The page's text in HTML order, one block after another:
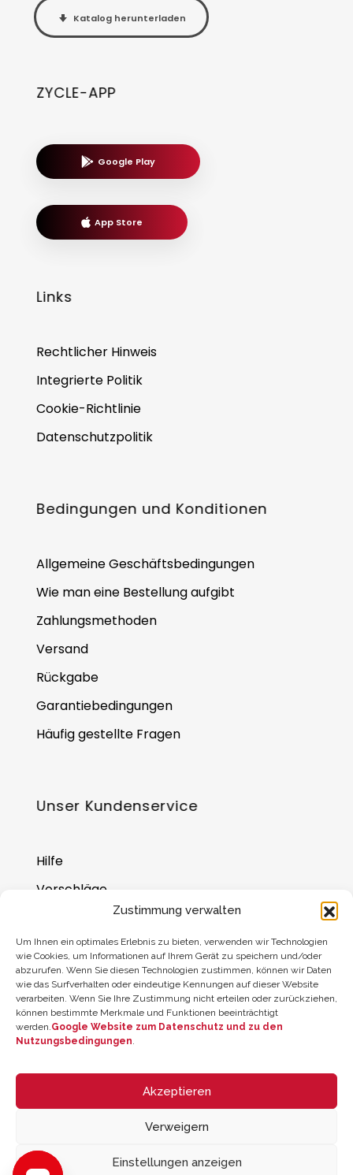
Zustimmung verwalten
Um Ihnen ein optimales Erlebnis zu bieten, verwenden wir Technologien
wie Cookies, um Informationen auf Ihrem Gerät zu speichern und/oder
abzurufen. Wenn Sie diesen Technologien zustimmen, können wir Daten
wie das Surfverhalten oder eindeutige Kennungen auf dieser Website
verarbeiten. Wenn Sie Ihre Zustimmung nicht erteilen oder zurückziehen,
können bestimmte Merkmale und Funktionen beeinträchtigt
werden.Google Website zum Datenschutz und zu den
Nutzungsbedingungen.
Akzeptieren
Verweigern
Einstellungen anzeigen
Katalog herunterladen
ZYCLE-APP
Google Play
App Store
Links
Rechtlicher Hinweis
Integrierte Politik
Cookie-Richtlinie
Datenschutzpolitik
Bedingungen und Konditionen
Allgemeine Geschäftsbedingungen
Wie man eine Bestellung aufgibt
Zahlungsmethoden
Versand
Rückgabe
Garantiebedingungen
Häufig gestellte Fragen
Unser Kundenservice
Hilfe
Vorschläge
Wo Sie uns finden
Saldo der Geschenkkarte
© 2026 ZYCLE OFFICIAL | The Latest Technology for your Workouts
All rights reserved